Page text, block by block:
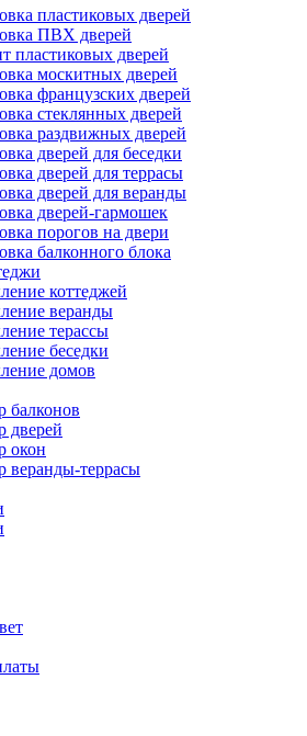
пластиковых дверей
ПВХ дверей
пластиковых дверей
москитных дверей
французских дверей
стеклянных дверей
раздвижных дверей
дверей для беседки
дверей для террасы
дверей для веранды
дверей-гармошек
порогов на двери
балконного блока
коттеджей
веранды
терассы
беседки
домов
балконов
дверей
окон
веранды-террасы